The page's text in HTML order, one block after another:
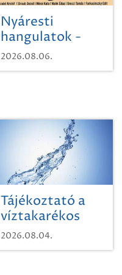
Nyáresti
hangulatok -
Mágnás Miska
2026.08.06.
Tájékoztató a
víztakarékos
vízhasználatról
2026.08.04.